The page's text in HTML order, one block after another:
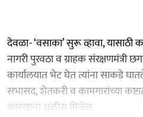
देवळा- ‘वसाका’ सुरू व्हावा, यासाठी
नागरी पुरवठा व ग्राहक
कार्यालयात भेट घेत त्यांना साकडे
सभासद, शेतकरी व कामगारांच्या
कारखाना धुळीस मिळेल.